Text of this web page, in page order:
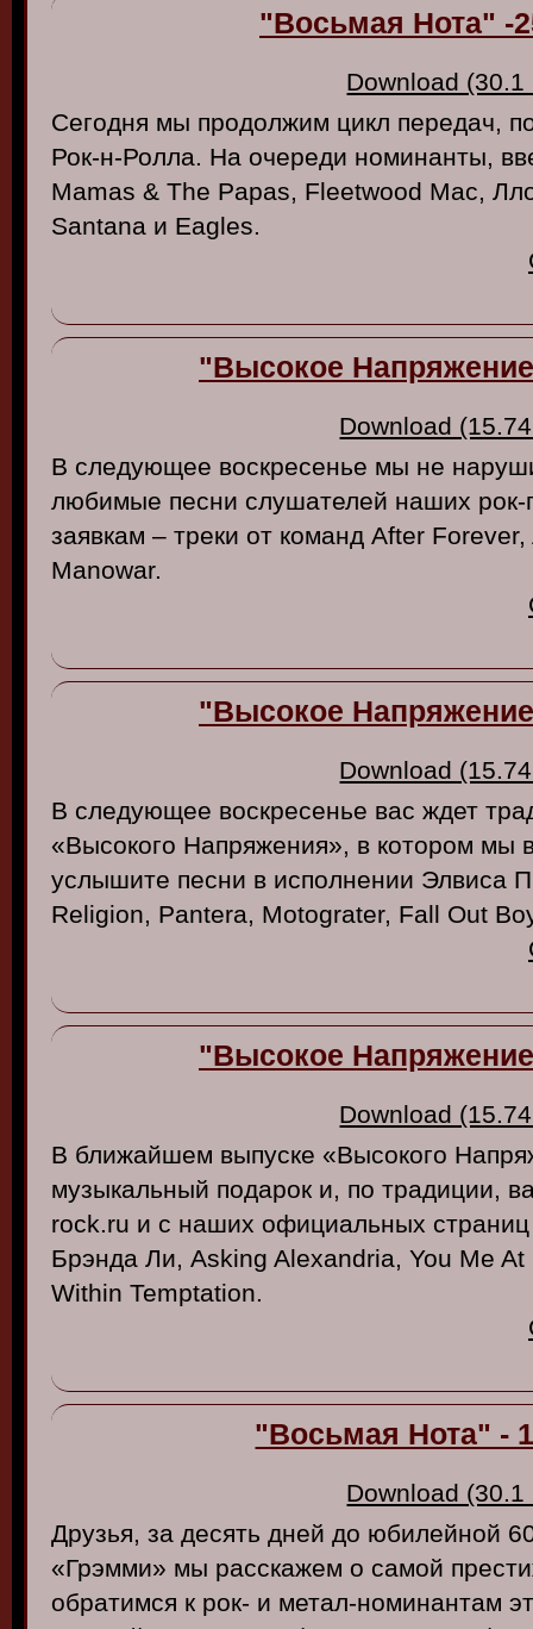
"Восьмая Нота" -
Download (30.1
Сегодня мы продолжим цикл передач,
Рок-н-Ролла. На очереди номинанты,
Mamas & The Papas, Fleetwood Mac,
Santana и Eagles.
"Высокое
Download
В следующее воскресенье мы не
любимые песни слушателей наших
заявкам – треки от команд After
Manowar.
"Высокое
Download
В следующее воскресенье вас ждет
«Высокого Напряжения», в котором мы
услышите песни в исполнении Элвиса
Religion, Pantera, Motograter, Fall Out
"Высокое
Download
В ближайшем выпуске «Высокого
музыкальный подарок и, по традиции,
rock.ru и с наших официальных
Брэнда Ли, Asking Alexandria, You Me
Within Temptation.
"Восьмая Нота" -
Download (30.1
Друзья, за десять дней до юбилейной
«Грэмми» мы расскажем о самой
обратимся к рок- и метал-номинантам